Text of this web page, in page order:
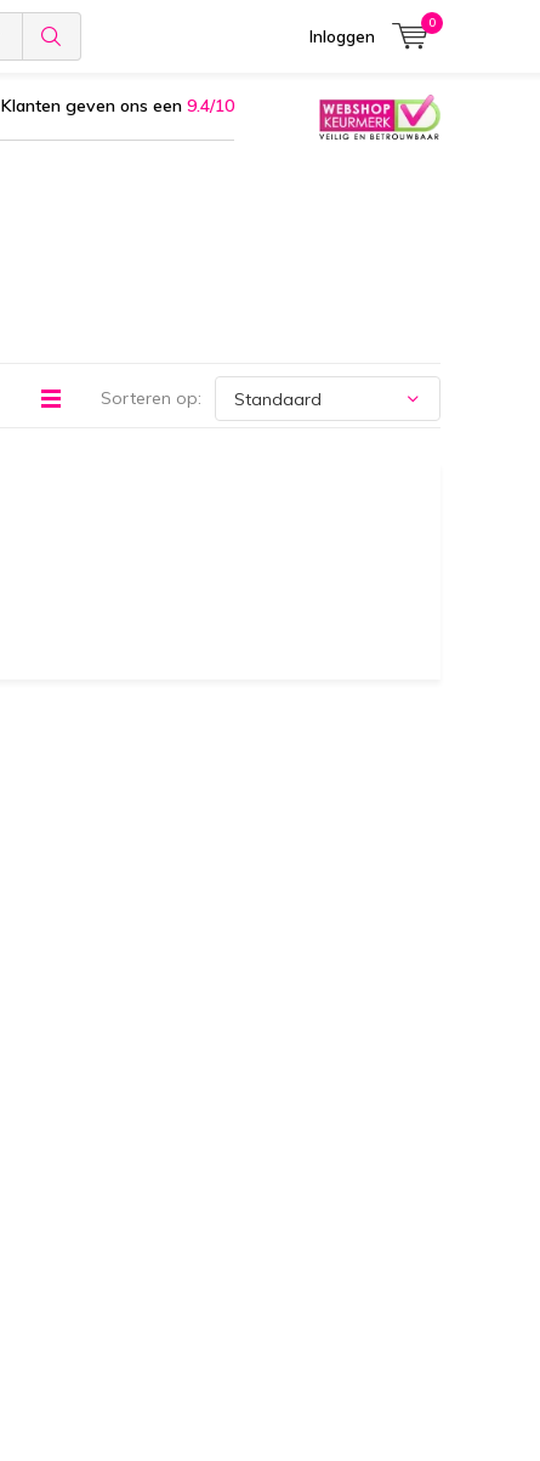
Inloggen
0
Klanten geven ons een 9.4/10
Sorteren op: